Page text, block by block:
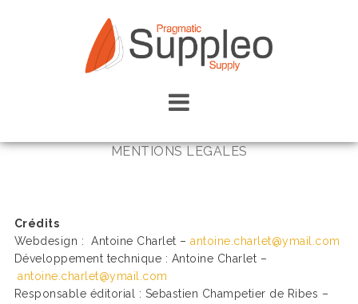
MENTIONS LEGALES
Crédits
Webdesign : Antoine Charlet –antoine.charlet@ymail.com
Développement technique : Antoine Charlet –
antoine.charlet@ymail.com
Responsable éditorial : Sebastien Champetier de Ribes –